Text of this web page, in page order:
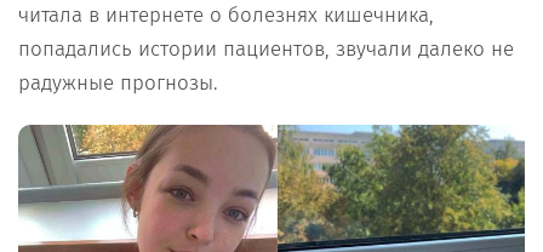
читала в интернете о болезнях кишечника,
попадались истории пациентов, звучали далеко не
радужные прогнозы.